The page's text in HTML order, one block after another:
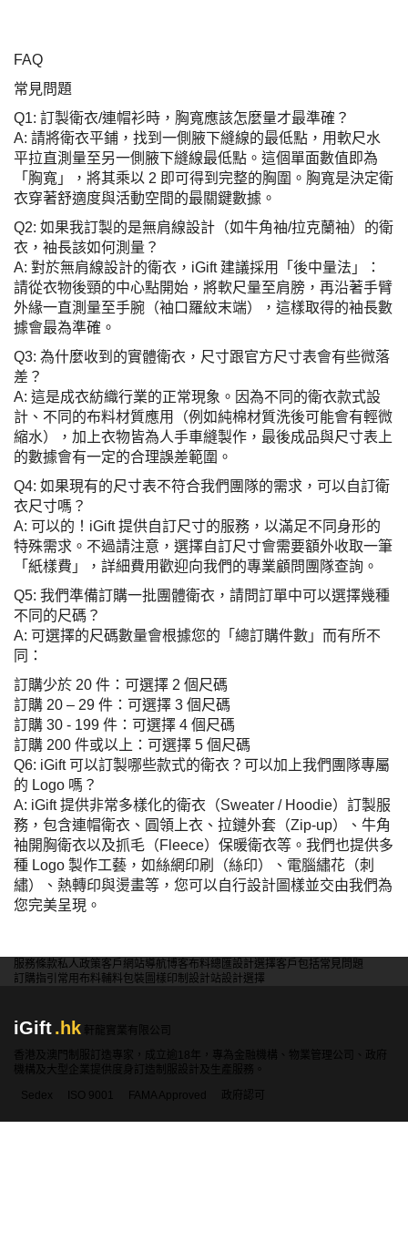
FAQ
常見問題
Q1: 訂製衛衣/連帽衫時，胸寬應該怎麼量才最準確？
A: 請將衛衣平鋪，找到一側腋下縫線的最低點，用軟尺水
平拉直測量至另一側腋下縫線最低點。這個單面數值即為
「胸寬」，將其乘以 2 即可得到完整的胸圍。胸寬是決定衛
衣穿著舒適度與活動空間的最關鍵數據。
Q2: 如果我訂製的是無肩線設計（如牛角袖/拉克蘭袖）的衛
衣，袖長該如何測量？
A: 對於無肩線設計的衛衣，iGift 建議採用「後中量法」：
請從衣物後頸的中心點開始，將軟尺量至肩膀，再沿著手臂
外緣一直測量至手腕（袖口羅紋末端），這樣取得的袖長數
據會最為準確。
Q3: 為什麼收到的實體衛衣，尺寸跟官方尺寸表會有些微落
差？
A: 這是成衣紡織行業的正常現象。因為不同的衛衣款式設
計、不同的布料材質應用（例如純棉材質洗後可能會有輕微
縮水），加上衣物皆為人手車縫製作，最後成品與尺寸表上
的數據會有一定的合理誤差範圍。
Q4: 如果現有的尺寸表不符合我們團隊的需求，可以自訂衛
衣尺寸嗎？
A: 可以的！iGift 提供自訂尺寸的服務，以滿足不同身形的
特殊需求。不過請注意，選擇自訂尺寸會需要額外收取一筆
「紙樣費」，詳細費用歡迎向我們的專業顧問團隊查詢。
Q5: 我們準備訂購一批團體衛衣，請問訂單中可以選擇幾種
不同的尺碼？
A: 可選擇的尺碼數量會根據您的「總訂購件數」而有所不
同：
訂購少於 20 件：可選擇 2 個尺碼
訂購 20 – 29 件：可選擇 3 個尺碼
訂購 30 - 199 件：可選擇 4 個尺碼
訂購 200 件或以上：可選擇 5 個尺碼
Q6: iGift 可以訂製哪些款式的衛衣？可以加上我們團隊專屬
的 Logo 嗎？
A: iGift 提供非常多樣化的衛衣（Sweater / Hoodie）訂製服
務，包含連帽衛衣、圓領上衣、拉鏈外套（Zip-up）、牛角
袖開胸衛衣以及抓毛（Fleece）保暖衛衣等。我們也提供多
種 Logo 製作工藝，如絲網印刷（絲印）、電腦繡花（刺
繡）、熱轉印與燙畫等，您可以自行設計圖樣並交由我們為
您完美呈現。
服務條款私人政策客戶 網站導航博客布料總匯設計選擇客戶包括常見問題
訂購指引 常用布料輔料包裝 圖樣印制 設計站設計選擇
iGift.hk
軒龍實業有限公司
香港及澳門制服訂造專家，成立逾18年，專為金融機構、物業管理公司、政府
機構及大型企業提供度身訂造制服設計及生產服務。
Sedex
ISO 9001 FAMA Approved 政府認可